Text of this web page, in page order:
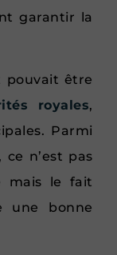
garantir la
pouvait être
royales,
Parmi
n’est pas
mais le fait
une bonne